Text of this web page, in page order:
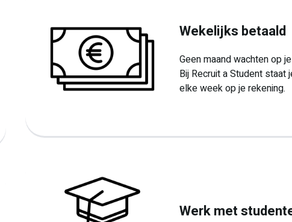
Wekelijks betaald
Geen maand wachten op
Bij Recruit a Student staat
elke week op je rekening.
Werk met